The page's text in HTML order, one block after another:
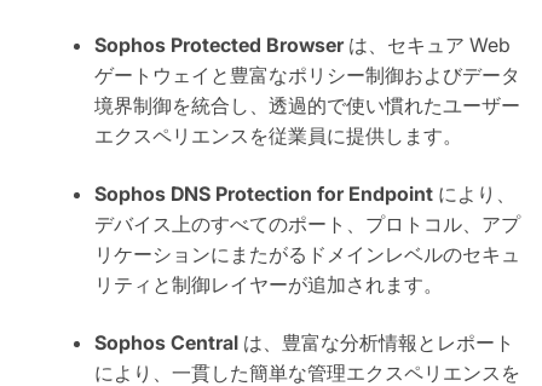
Sophos Protected Browser は、セキュア Web
ゲートウェイと豊富なポリシー制御およびデータ
境界制御を統合し、透過的で使い慣れたユーザー
エクスペリエンスを従業員に提供します。
Sophos DNS Protection for Endpoint により、
デバイス上のすべてのポート、プロトコル、アプ
リケーションにまたがるドメインレベルのセキュ
リティと制御レイヤーが追加されます。
Sophos Central は、豊富な分析情報とレポート
により、一貫した簡単な管理エクスペリエンスを